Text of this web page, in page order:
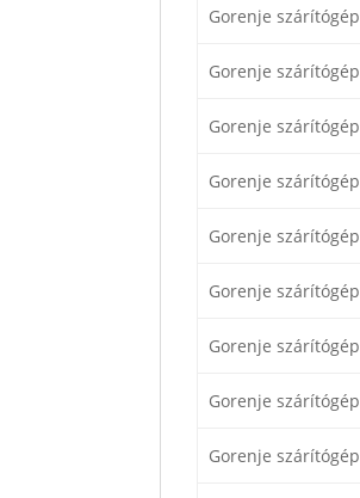
Gorenje szárítógép
Gorenje szárítógép
Gorenje szárítógép
Gorenje szárítógép
Gorenje szárítógép
Gorenje szárítógép
Gorenje szárítógép
Gorenje szárítógép
Gorenje szárítógép